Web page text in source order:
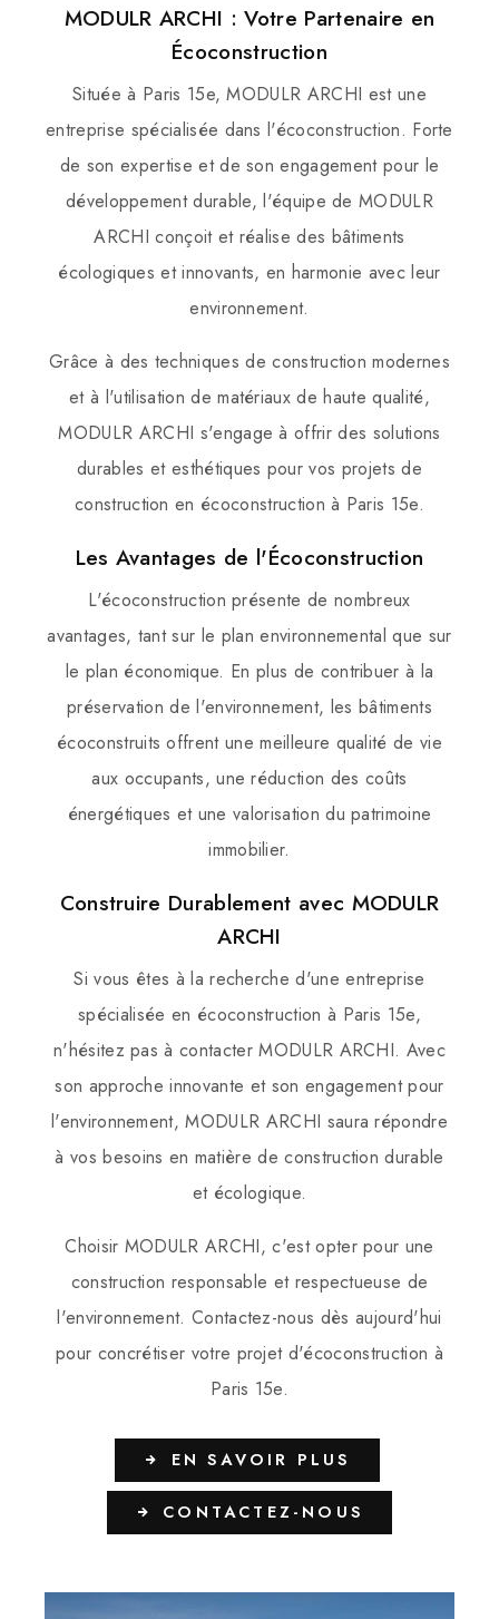
MODULR ARCHI : Votre Partenaire en
Écoconstruction
Située à Paris 15e, MODULR ARCHI est une
entreprise spécialisée dans l'écoconstruction. Forte
de son expertise et de son engagement pour le
développement durable, l'équipe de MODULR
ARCHI conçoit et réalise des bâtiments
écologiques et innovants, en harmonie avec leur
environnement.
Grâce à des techniques de construction modernes
et à l'utilisation de matériaux de haute qualité,
MODULR ARCHI s'engage à offrir des solutions
durables et esthétiques pour vos projets de
construction en écoconstruction à Paris 15e.
Les Avantages de l'Écoconstruction
L'écoconstruction présente de nombreux
avantages, tant sur le plan environnemental que sur
le plan économique. En plus de contribuer à la
préservation de l'environnement, les bâtiments
écoconstruits offrent une meilleure qualité de vie
aux occupants, une réduction des coûts
énergétiques et une valorisation du patrimoine
immobilier.
Construire Durablement avec MODULR
ARCHI
Si vous êtes à la recherche d'une entreprise
spécialisée en écoconstruction à Paris 15e,
n'hésitez pas à contacter MODULR ARCHI. Avec
son approche innovante et son engagement pour
l'environnement, MODULR ARCHI saura répondre
à vos besoins en matière de construction durable
et écologique.
Choisir MODULR ARCHI, c'est opter pour une
construction responsable et respectueuse de
l'environnement. Contactez-nous dès aujourd'hui
pour concrétiser votre projet d'écoconstruction à
Paris 15e.
EN SAVOIR PLUS
CONTACTEZ-NOUS